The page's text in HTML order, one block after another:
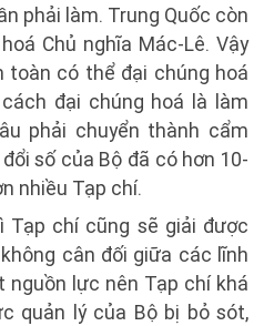
phải làm. Trung Quốc còn
Chủ nghĩa Mác-Lê. Vậy
toàn có thể đại chúng hoá
đại chúng hoá là làm
phải chuyển thành cẩm
số của Bộ đã có hơn 10-
nhiều Tạp chí.
Tạp chí cũng sẽ giải được
cân đối giữa các lĩnh
nguồn lực nên Tạp chí khá
quản lý của Bộ bị bỏ sót,